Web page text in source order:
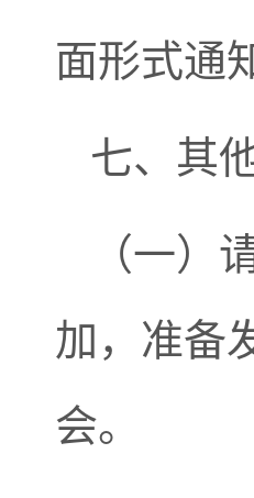
面形式通
七、其
（一）
加，准备
会。